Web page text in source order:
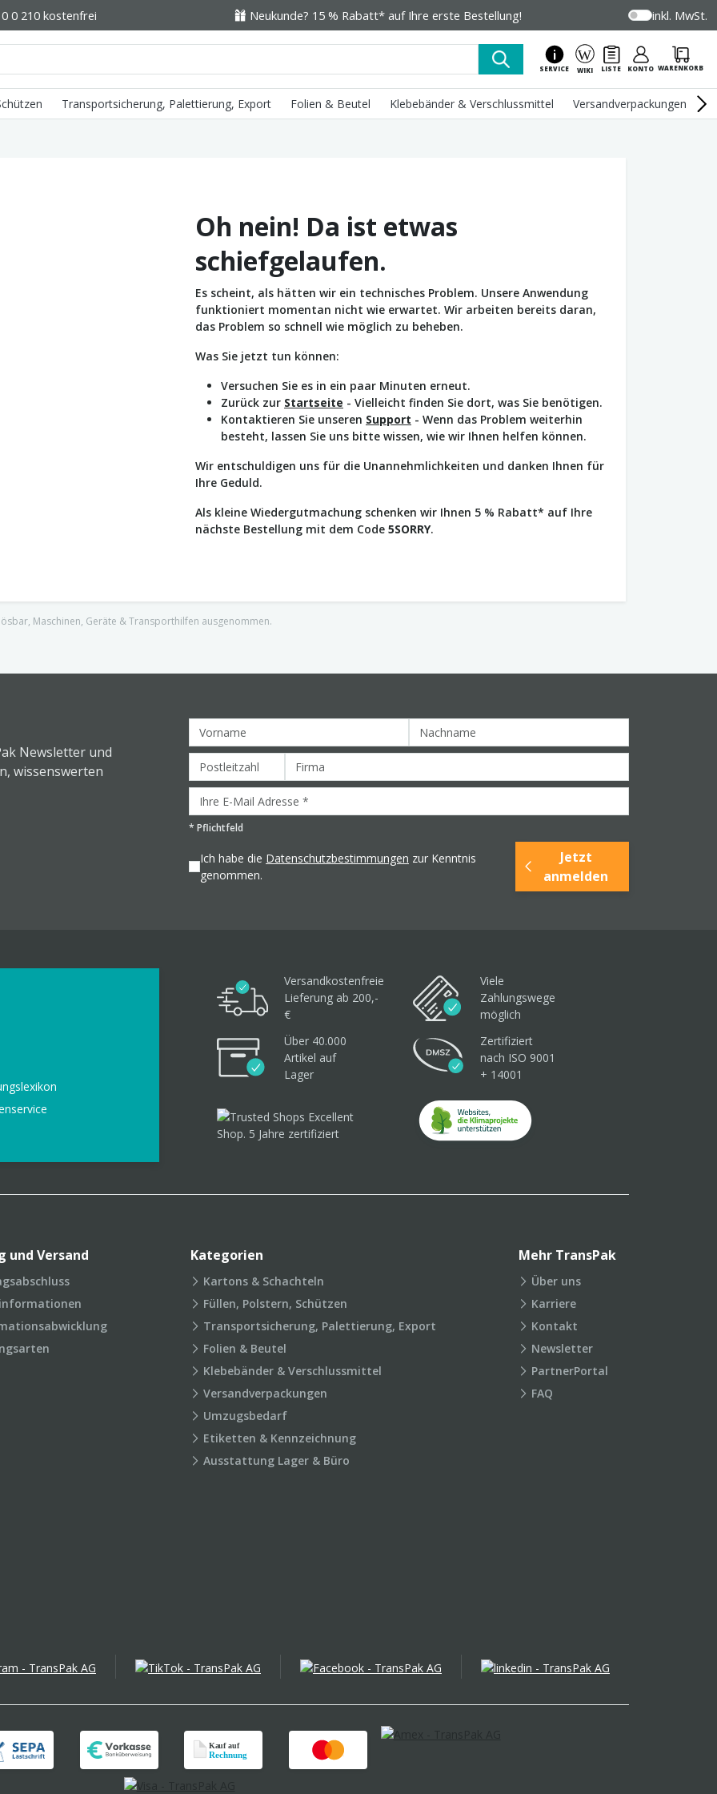
0 210 kostenfrei Neukunde? 15 % Rabatt* auf Ihre erste Bestellung! inkl. MwSt.
SERVICE WIKI LISTE KONTO WARENKORB
Transportsicherung, Palettierung, Export Folien & Beutel Klebebänder & Verschlussmittel Versandverpackungen
Oh nein! Da ist etwas
schiefgelaufen.
Es scheint, als hätten wir ein technisches Problem. Unsere Anwendung
funktioniert momentan nicht wie erwartet. Wir arbeiten bereits daran,
das Problem so schnell wie möglich zu beheben.
Was Sie jetzt tun können:
Versuchen Sie es in ein paar Minuten erneut.
Zurück zur Startseite - Vielleicht finden Sie dort, was Sie benötigen.
Kontaktieren Sie unseren Support - Wenn das Problem weiterhin
besteht, lassen Sie uns bitte wissen, wie wir Ihnen helfen können.
Wir entschuldigen uns für die Unannehmlichkeiten und danken Ihnen für
Ihre Geduld.
Als kleine Wiedergutmachung schenken wir Ihnen 5 % Rabatt* auf Ihre
nächste Bestellung mit dem Code 5SORRY.
Maschinen, Geräte & Transporthilfen ausgenommen.
Newsletter und
wissenswerten
* Pflichtfeld
Ich habe die Datenschutzbestimmungen zur Kenntnis
genommen.
Jetzt
anmelden
Versandkostenfreie
Lieferung ab 200,-
€
Viele
Zahlungswege
möglich
Über 40.000
Artikel auf
Lager
Zertifiziert
nach ISO 9001
+ 14001
und Versand Kategorien
Kartons & Schachteln
Füllen, Polstern, Schützen
Transportsicherung, Palettierung, Export
Folien & Beutel
Klebebänder & Verschlussmittel
Versandverpackungen
Umzugsbedarf
Etiketten & Kennzeichnung
Ausstattung Lager & Büro
Mehr TransPak
Über uns
Karriere
Kontakt
Newsletter
PartnerPortal
FAQ